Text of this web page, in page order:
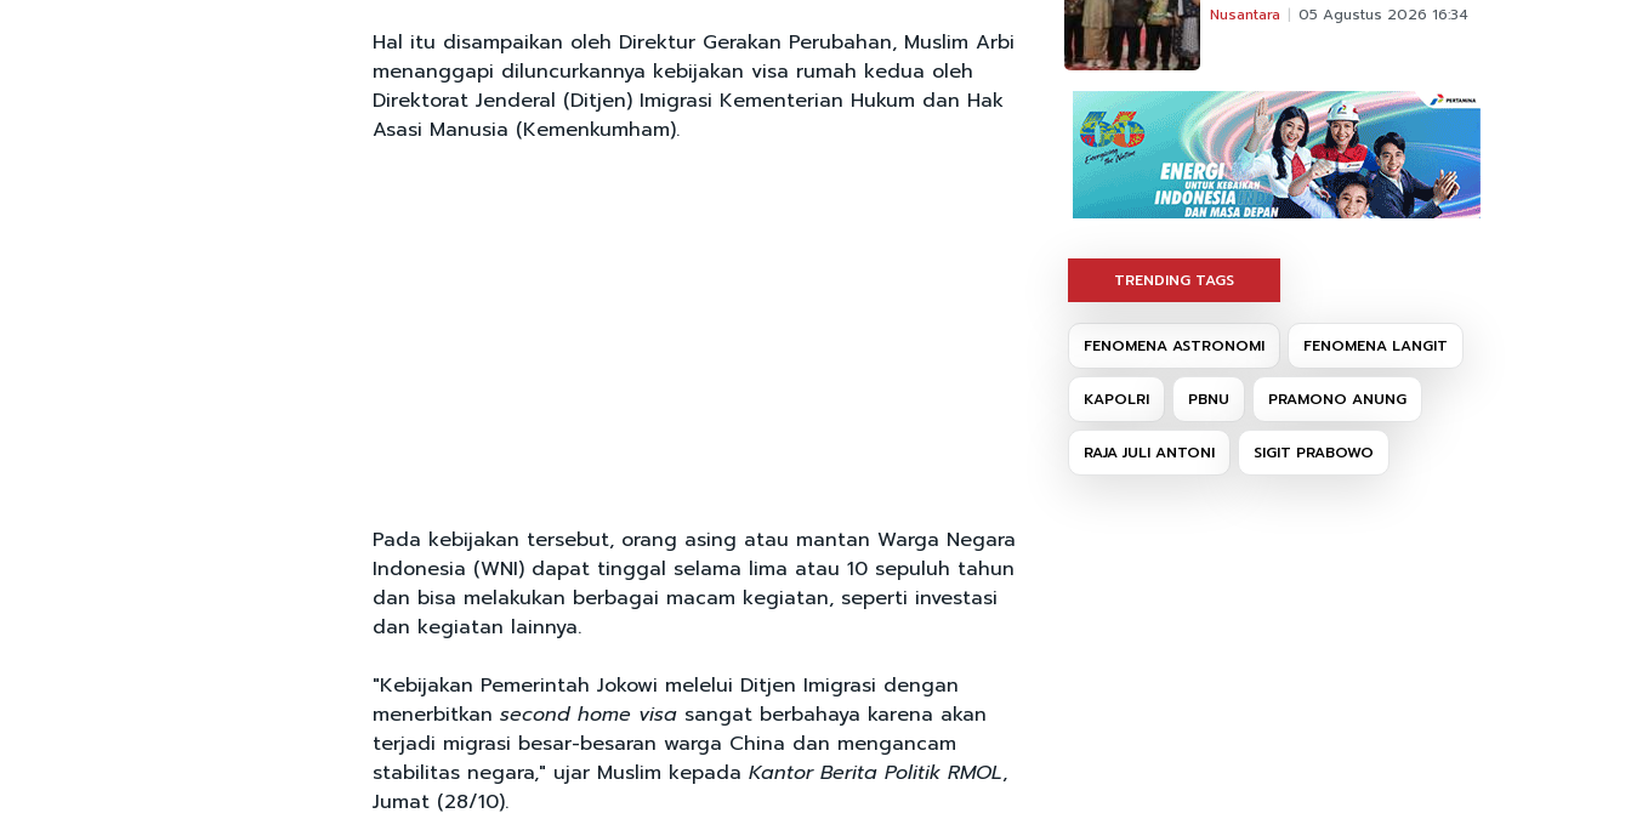
Hal itu disampaikan oleh Direktur Gerakan Perubahan, Muslim Arbi
menanggapi diluncurkannya kebijakan visa rumah kedua oleh
Direktorat Jenderal (Ditjen) Imigrasi Kementerian Hukum dan Hak
Asasi Manusia (Kemenkumham).
Pada kebijakan tersebut, orang asing atau mantan Warga Negara
Indonesia (WNI) dapat tinggal selama lima atau 10 sepuluh tahun
dan bisa melakukan berbagai macam kegiatan, seperti investasi
dan kegiatan lainnya.
"Kebijakan Pemerintah Jokowi melelui Ditjen Imigrasi dengan
menerbitkan second home visa sangat berbahaya karena akan
terjadi migrasi besar-besaran warga China dan mengancam
stabilitas negara," ujar Muslim kepada Kantor Berita Politik RMOL,
Jumat (28/10).
Nusantara 05 Agustus 2026 16:34
TRENDING TAGS
FENOMENA ASTRONOMI FENOMENA LANGIT
KAPOLRI PBNU PRAMONO ANUNG
RAJA JULI ANTONI SIGIT PRABOWO